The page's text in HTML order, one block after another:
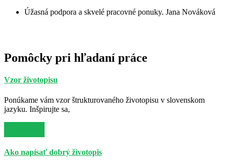
Úžasná podpora a skvelé pracovné ponuky. Jana Nováková
Pomôcky pri hľadaní práce
Vzor životopisu
Ponúkame vám vzor štrukturovaného životopisu v slovenskom
jazyku. Inšpirujte sa,
Ako napísať dobrý životopis